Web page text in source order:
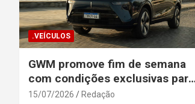
.VEÍCULOS
GWM promove fim de semana
com condições exclusivas para
o Wey 07
15/07/2026 Redação